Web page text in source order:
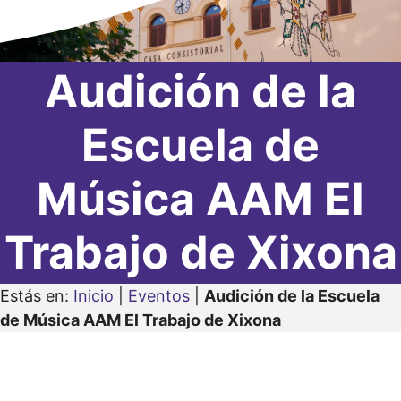
Audición de la
Escuela de
Música AAM El
Trabajo de Xixona
Estás en: Inicio Eventos
Audición de la Escuela
de Música AAM El Trabajo de Xixona